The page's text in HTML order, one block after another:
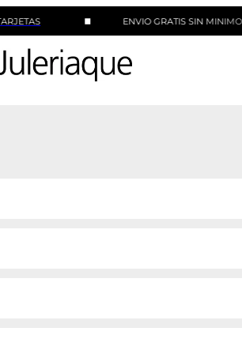
ENVIO GRATIS SIN MINIMO DE